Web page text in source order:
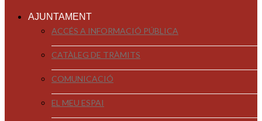
AJUNTAMENT
ACCÉS A INFORMACIÓ PÚBLICA
CATÀLEG DE TRÀMITS
COMUNICACIÓ
EL MEU ESPAI